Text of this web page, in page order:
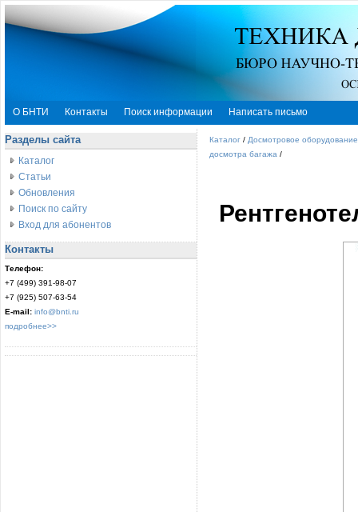
О БНТИ Контакты Поиск информации Написать письмо
Разделы сайта
Каталог
Статьи
Обновления
Поиск по сайту
Вход для абонентов
Контакты
Телефон:
+7 (499) 391-98-07
+7 (925) 507-63-54
E-mail: info@bnti.ru
подробнее>>
Каталог / Досмотровое оборудование
досмотра багажа /